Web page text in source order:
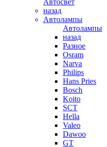
Автосвет
назад
Автолампы
Автолампы
назад
Разное
Osram
Narva
Philips
Hans Pries
Bosch
Koito
SCT
Hella
Valeo
Dawoo
GT